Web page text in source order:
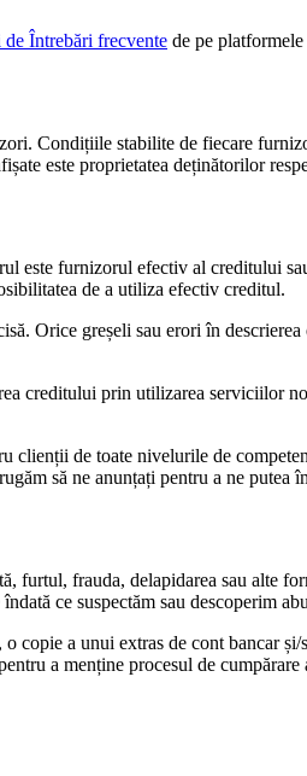
Întrebări frecvente de pe platformele
Condițiile stabilite de fiecare
este proprietatea deținătorilor
furnizorul efectiv al creditului
de a utiliza efectiv creditul.
Orice greșeli sau erori în
creditului prin utilizarea serviciilor
clienții de toate nivelurile de
să ne anunțați pentru a ne putea
furtul, frauda, ​​delapidarea sau alte
ce suspectăm sau descoperim
a unui extras de cont bancar
a menține procesul de